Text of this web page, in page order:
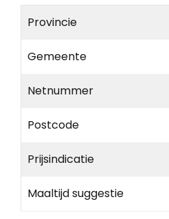
Provincie
Gemeente
Netnummer
Postcode
Prijsindicatie
Maaltijd suggestie